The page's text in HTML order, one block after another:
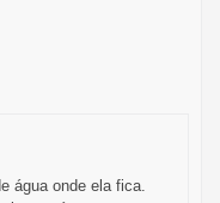
água onde ela fica.